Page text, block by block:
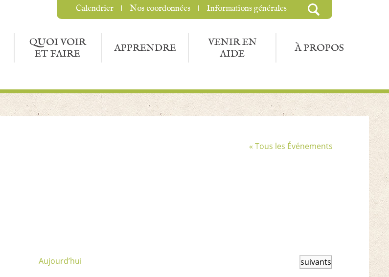
QUOI VOIR
ET FAIRE
APPRENDRE
VENIR EN
AIDE
À PROPOS
Calendrier Nos coordonnées Informations générales
« Tous les Événements
Aujourd’hui Événements
suivants